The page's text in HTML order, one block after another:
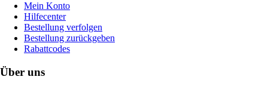
Mein Konto
Hilfecenter
Bestellung verfolgen
Bestellung zurückgeben
Rabattcodes
Über uns